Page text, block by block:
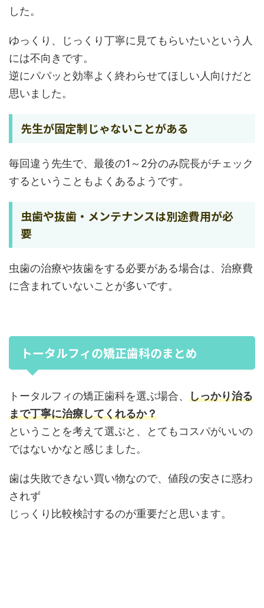
した。
ゆっくり、じっくり丁寧に見てもらいたいという人
には不向きです。
逆にパパッと効率よく終わらせてほしい人向けだと
思いました。
先生が固定制じゃないことがある
毎回違う先生で、最後の1～2分のみ院長がチェック
するということもよくあるようです。
虫歯や抜歯・メンテナンスは別途費用が必
要
虫歯の治療や抜歯をする必要がある場合は、治療費
に含まれていないことが多いです。
トータルフィの矯正歯科のまとめ
トータルフィの矯正歯科を選ぶ場合、 しっかり治る
まで丁寧に治療してくれるか？
ということを考えて選ぶと、とてもコスパがいいの
ではないかなと感じました。
歯は失敗できない買い物なので、値段の安さに惑わ
されず
じっくり比較検討するのが重要だと思います。